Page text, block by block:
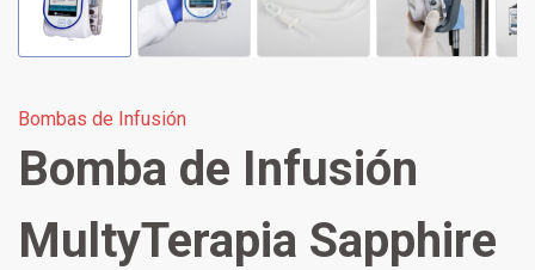
Bombas de Infusión
Bomba de Infusión
MultyTerapia Sapphire